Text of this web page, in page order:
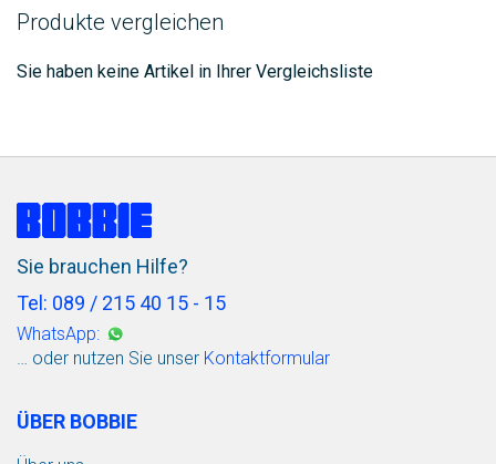
Produkte vergleichen
Sie haben keine Artikel in Ihrer Vergleichsliste
Sie brauchen Hilfe?
Tel: 089 / 215 40 15 - 15
WhatsApp:
… oder nutzen Sie unser Kontaktformular
ÜBER BOBBIE